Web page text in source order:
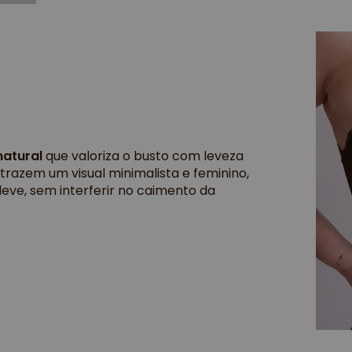
que valoriza o busto com leveza
um visual minimalista e feminino,
sem interferir no caimento da